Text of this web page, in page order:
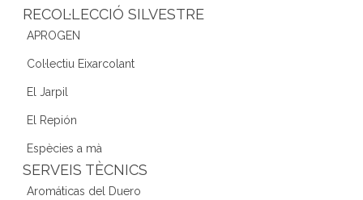
RECOL·LECCIÓ SILVESTRE
APROGEN
Col·lectiu Eixarcolant
El Jarpil
El Repión
Espècies a mà
SERVEIS TÈCNICS
Aromáticas del Duero